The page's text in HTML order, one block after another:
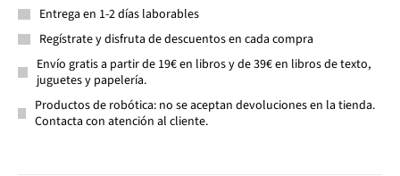
Entrega en 1-2 días laborables
Regístrate y disfruta de descuentos en cada compra
Envío gratis a partir de 19€ en libros y de 39€ en libros de texto,
juguetes y papelería.
Productos de robótica: no se aceptan devoluciones en la tienda.
Contacta con atención al cliente.